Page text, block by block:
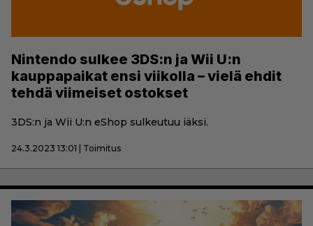
Nintendo sulkee 3DS:n ja Wii U:n
kauppapaikat ensi viikolla – vielä ehdit
tehdä viimeiset ostokset
3DS:n ja Wii U:n eShop sulkeutuu iäksi.
24.3.2023 13:01 | Toimitus